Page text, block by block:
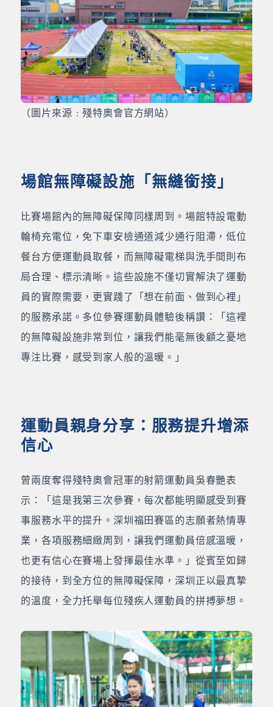
（圖片來源﹕殘特奧會官方網站）
場館無障礙設施「無縫銜接」
比賽場館內的無障礙保障同樣周到。場館特設電動
輪椅充電位，免下車安檢通道減少通行阻滯，低位
餐台方便運動員取餐，而無障礙電梯與洗手間則布
局合理、標示清晰。這些設施不僅切實解決了運動
員的實際需要，更實踐了「想在前面、做到心裡」
的服務承諾。多位參賽運動員體驗後稱讚：「這裡
的無障礙設施非常到位，讓我們能毫無後顧之憂地
專注比賽，感受到家人般的溫暖。」
運動員親身分享：服務提升增添
信心
曾兩度奪得殘特奧會冠軍的射箭運動員吳春艷表
示：「這是我第三次參賽，每次都能明顯感受到賽
事服務水平的提升。深圳福田賽區的志願者熱情專
業，各項服務細緻周到，讓我們運動員倍感溫暖，
也更有信心在賽場上發揮最佳水準。」從賓至如歸
的接待，到全方位的無障礙保障，深圳正以最真摯
的溫度，全力托舉每位殘疾人運動員的拼搏夢想。